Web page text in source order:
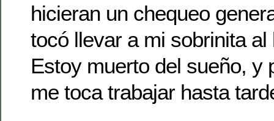
hicieran un chequeo
tocó llevar a mi sobrinita
Estoy muerto del sueño, y
me toca trabajar hasta